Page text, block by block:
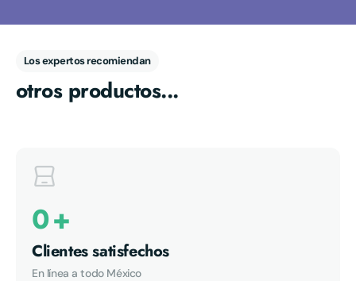
Los expertos recomiendan
otros productos...
0+
Clientes satisfechos
En línea a todo México
5.00